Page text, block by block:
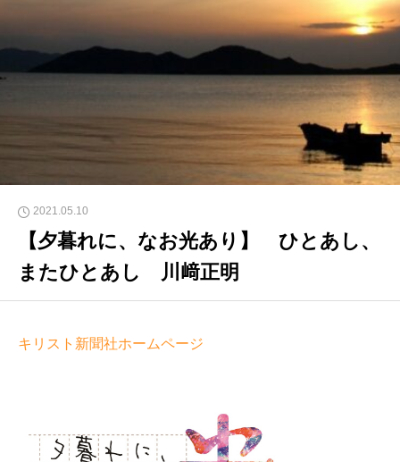
2021.05.10
【夕暮れに、なお光あり】 ひとあし、
またひとあし 川﨑正明
キリスト新聞社ホームページ